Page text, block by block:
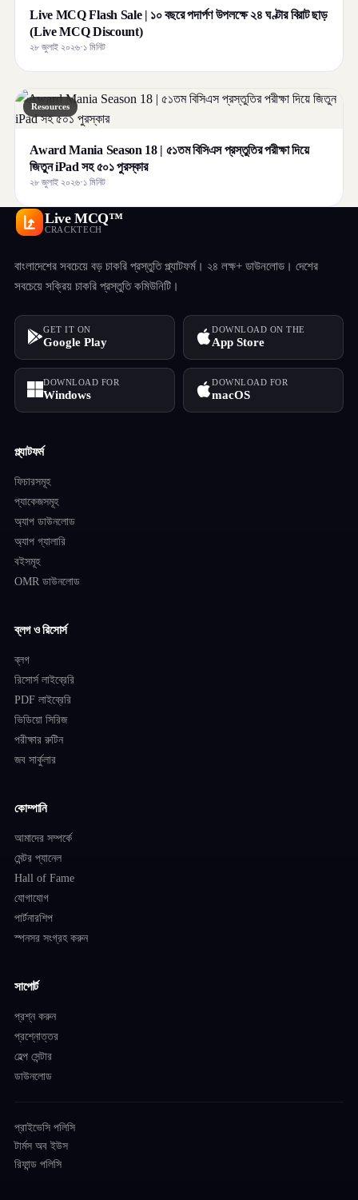
Live MCQ Flash Sale | ১০ বছরে পদার্পণ উপলক্ষে ২৪ ঘণ্টার বিরাট ছাড়
(Live MCQ Discount)
২৮ জুলাই ২০২৬·১ মিনিট
Resources
Award Mania Season 18 | ৫১তম বিসিএস প্রস্তুতির পরীক্ষা দিয়ে
জিতুন iPad সহ ৫০১ পুরস্কার
২৮ জুলাই ২০২৬·১ মিনিট
Live MCQ™
CRACKTECH
বাংলাদেশের সবচেয়ে বড় চাকরি প্রস্তুতি প্ল্যাটফর্ম। ২৪ লক্ষ+ ডাউনলোড। দেশের
সবচেয়ে সক্রিয় চাকরি প্রস্তুতি কমিউনিটি।
GET IT ON
Google Play
DOWNLOAD ON THE
App Store
DOWNLOAD FOR
Windows
DOWNLOAD FOR
macOS
প্ল্যাটফর্ম
ফিচারসমূহ
প্যাকেজসমূহ
অ্যাপ ডাউনলোড
অ্যাপ গ্যালারি
বইসমূহ
OMR ডাউনলোড
ব্লগ ও রিসোর্স
ব্লগ
রিসোর্স লাইব্রেরি
PDF লাইব্রেরি
ভিডিয়ো সিরিজ
পরীক্ষার রুটিন
জব সার্কুলার
কোম্পানি
আমাদের সম্পর্কে
মেন্টর প্যানেল
Hall of Fame
যোগাযোগ
পার্টনারশিপ
স্পনসর সংগ্রহ করুন
সাপোর্ট
প্রশ্ন করুন
প্রশ্নোত্তর
হেল্প সেন্টার
ডাউনলোড
প্রাইভেসি পলিসি
টার্মস অব ইউস
রিফান্ড পলিসি